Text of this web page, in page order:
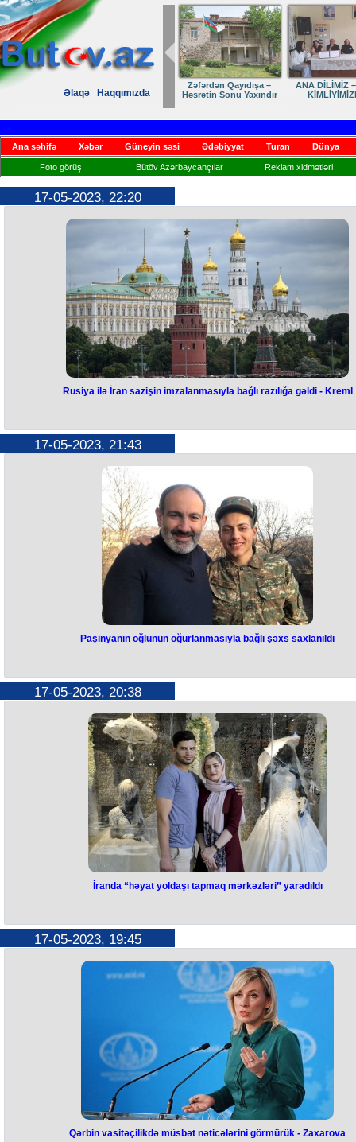
Əlaqə Haqqımızda
Zəfərdən Qayıdışa –
Həsrətin Sonu Yaxındır
ANA DİLİMİZ
Ana səhifə Xəbər Güneyin səsi Ədəbiyyat Turan Dünya
Foto görüş Bütöv Azərbaycançılar Reklam xidmətləri
17-05-2023, 22:20
imzalanmasıyla bağlı razılığa
- Kreml
Rusiya Prezidenti Vladimir Putin və İran Prezidenti İbrahim Rəisi
Astara dəmir yolunun tikintisinə dair sazişin imzalanması ilə bağlı
gəliblər. Bu barədə Kremlin mətbuat xidməti məlumat yayıb. Qeyd edək
bu yol “Şimal-Cənub” beynəlxalq nəqliyyat dəhlizinin bir hissəsidir və
Rusiyanın Baltikyanı limanlarını İranın Fars körfəzindəki limanları ilə
birləşdirəcək. Tikintidə Rusiya Dəmir Yolları iştirak edəcək.
Rusiya ilə İran sazişin imzalanmasıyla bağlı razılığa gəldi - Kreml
17-05-2023, 21:43
oğurlanmasıyla bağlı şəxs
saxlanıldı
Ermənistan İstintaq Komitəsi Baş nazir Nikol Paşinyanın oğlu Aşot
Paşinyanın oğurlanması ilə bağlı bir nəfəri saxlayıb. Hadisə ilə
müharibədə ölən erməni hərbçinin anası tutulub. İstintaq Komitəsi
insidentə görə (adam oğurluğu maddəsi) cinayət işi açıb. Aşot
oğurlamaqda ittiham edilən “Oğulların çağırışı” adlı qeyri-hökumət
hadisə ilə bağlı məlumat yayıb. Təşkilatın üzvü, 44 günlük
ölən erməni hərbçisinin atası Qarik Qaleyan adam oğurluğu cəhdinin
olmadığını bildirib. Onun sözlərinə görə, müharibədə ölən digər
hərbçilərin valideynləri ilə hərəkətdə olarkən küçədə Paşinyanın
görüblər. Erməni hərbçilərdən birinin anası ona Yerablur hərbi
panteonuna getməyi, "atası və anasının nə etdiyini" görməyi təklif
"Aşot Paşinyan özü maşına minib, ona heç kim toxunmayıb", -
deyib.
Paşinyanın oğlunun oğurlanmasıyla bağlı şəxs saxlanıldı
17-05-2023, 20:38
mərkəzləri” yaradıldı
"həyat yoldaşı tapmaq mərkəzləri" yaradılıb. Bu barədə İranın Gənclər
İdman İdarəsinin səlahiyyətli şəxsləri məlumat yayıblar. Bildirilib ki,
məqsəd evlənmək istəyən vətəndaşlara yardım etməkdir. Evləndirmə
mərkəzləri məscid və mədəniyyət mərkəzlərində yerləşir və hələ ki
fəaliyyət göstərəcək. Qeyd edək ki, özünü İslam ölkəsi adlandıran
"həyat yoldaşı tapmaq mərkəzləri"nin yaradılması birmənalı
qarşılanmayıb.
İranda “həyat yoldaşı tapmaq mərkəzləri” yaradıldı
17-05-2023, 19:45
Qərbin vasitəçilikdə müsbət nəticələrini görmürük - Zaxarova